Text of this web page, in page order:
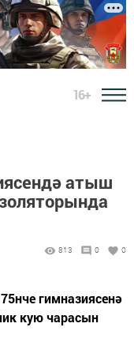
16+
атыш
813 0 0
гимназиясенә
кую чарасын